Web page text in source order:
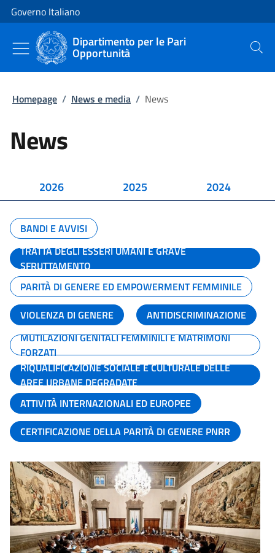
Vai al contenuto
Vai alla navigazione del sito
Governo Italiano
Dipartimento per le Pari
Opportunità Cerca
Homepage / News e media / News
News
2026 2025 2024
BANDI E AVVISI
TRATTA DEGLI ESSERI UMANI E GRAVE
SFRUTTAMENTO
PARITÀ DI GENERE ED EMPOWERMENT FEMMINILE
VIOLENZA DI GENERE
ANTIDISCRIMINAZIONE
MUTILAZIONI GENITALI FEMMINILI E MATRIMONI
FORZATI
RIQUALIFICAZIONE SOCIALE E CULTURALE DELLE
AREE URBANE DEGRADATE
ATTIVITÀ INTERNAZIONALI ED EUROPEE
CERTIFICAZIONE DELLA PARITÀ DI GENERE PNRR